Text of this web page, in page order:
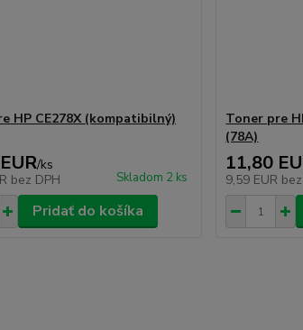
HP CE278X (kompatibilný)
/ks
bez DPH Skladom 2 ks
Pridať do košíka
Toner pre
(78A)
11,80
9,59 EUR